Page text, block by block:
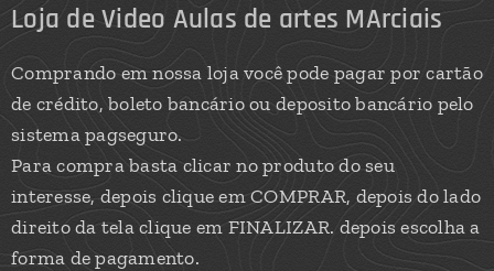
Loja de Video Aulas de artes MArciais
Comprando em nossa loja você pode pagar por cartão
de crédito, boleto bancário ou deposito bancário pelo
sistema pagseguro.
Para compra basta clicar no produto do seu
interesse, depois clique em COMPRAR, depois do lado
direito da tela clique em FINALIZAR. depois escolha a
forma de pagamento.